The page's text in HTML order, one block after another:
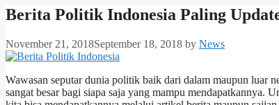
Berita Politik Indonesia Paling
November 21, 2018September 18, 2018 by News
Wawasan seputar dunia politik baik dari dalam maupun luar
sangat besar bagi siapa saja yang mampu mendapatkannya.